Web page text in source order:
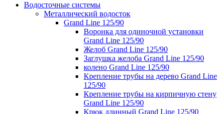
Водосточные системы
Металлический водосток
Grand Line 125/90
Воронка для одиночной установки
Grand Line 125/90
Желоб Grand Line 125/90
Заглушка желоба Grand Line 125/90
колено Grand Line 125/90
Крепление трубы на дерево Grand Line
125/90
Крепление трубы на кирпичную стену
Grand Line 125/90
Крюк длинный Grand Line 125/90